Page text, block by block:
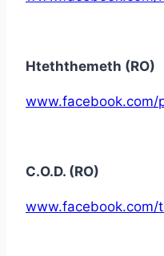
Hteththemeth (RO)
www.facebook.com/
C.O.D. (RO)
www.facebook.com/